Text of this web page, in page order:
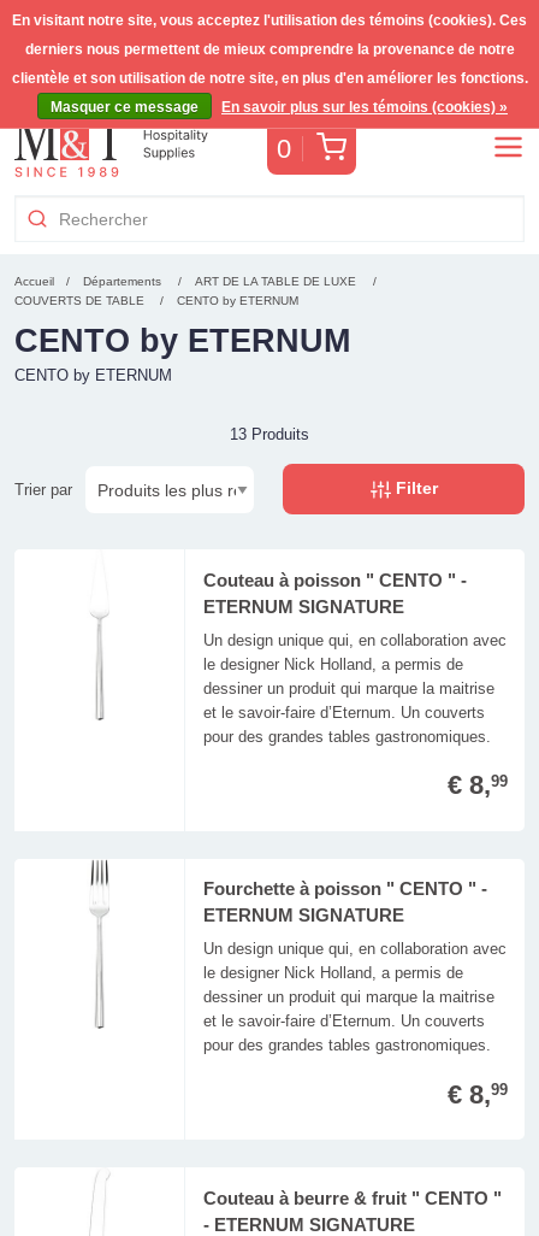
0 Panier
Accueil Départements
ART DE LA TABLE DE LUXE
COUVERTS DE TABLE
CENTO by ETERNUM
CENTO by ETERNUM
CENTO by ETERNUM
13 Produits
Trier par Filter
Couteau à poisson " CENTO " -
ETERNUM SIGNATURE
Un design unique qui, en collaboration avec
le designer Nick Holland, a permis de
dessiner un produit qui marque la maitrise
et le savoir-faire d’Eternum. Un couverts
pour des grandes tables gastronomiques.
€ 8,99
Fourchette à poisson " CENTO " -
ETERNUM SIGNATURE
Un design unique qui, en collaboration avec
le designer Nick Holland, a permis de
dessiner un produit qui marque la maitrise
et le savoir-faire d’Eternum. Un couverts
pour des grandes tables gastronomiques.
€ 8,99
Couteau à beurre & fruit " CENTO "
- ETERNUM SIGNATURE
En visitant notre site, vous acceptez l'utilisation des témoins (cookies). Ces
derniers nous permettent de mieux comprendre la provenance de notre
clientèle et son utilisation de notre site, en plus d'en améliorer les fonctions.
Masquer ce message
En savoir plus sur les témoins (cookies) »